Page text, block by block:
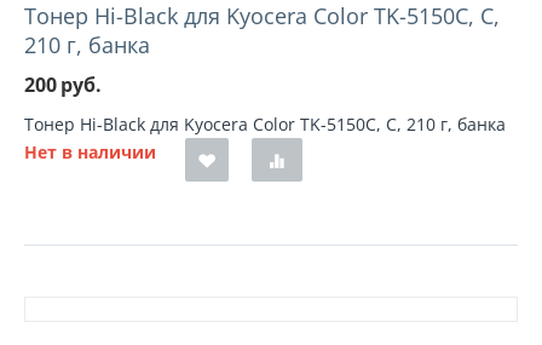
Тонер Hi-Black для Kyocera Color TK-5150C, C,
210 г, банка
200руб.
Тонер Hi-Black для Kyocera Color TK-5150C, C, 210 г, банка
Нет в наличии